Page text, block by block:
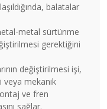
balatalar
metal sürtünme
gerektiğini
değiştirilmesi işi,
veya mekanik
ve fren
sağlar.